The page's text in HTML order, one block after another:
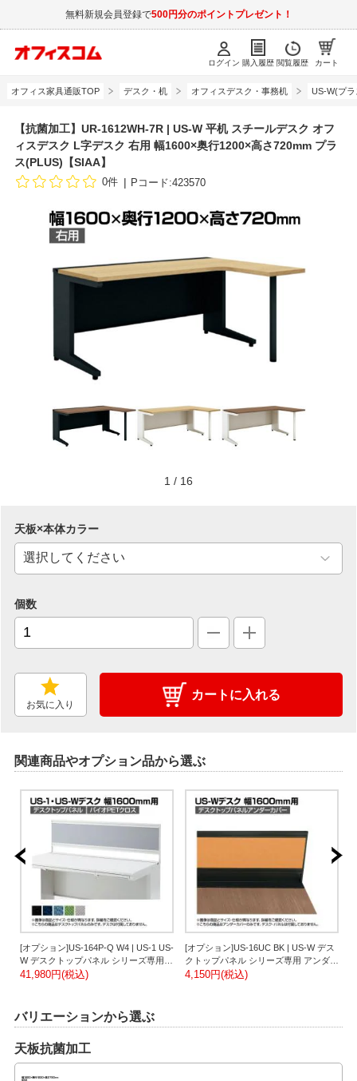
無料新規会員登録で500円分のポイントプレゼント！
ログイン 購入履歴 閲覧履歴 カート
オフィス家具通販TOP デスク・机 オフィスデスク・事務机 US-W(プラ
【抗菌加工】UR-1612WH-7R | US-W 平机 スチールデスク オフ
ィスデスク L字デスク 右用 幅1600×奥行1200×高さ720mm プラ
ス(PLUS)【SIAA】
0件 Pコード:423570
1 / 16
天板×本体カラー
個数
お気に入り
カートに入れる
関連商品やオプション品から選ぶ
[オプション]US-164P-Q W4 | US-1 US-
W デスクトップパネル シリーズ専用
バイオPETクロス ホワイトフレーム 幅
41,980円(税込)
[オプション]US-16UC BK | US-W デス
クトップパネル シリーズ専用 アンダー
カバー 本体ブラック 幅784×高さ76mm
4,150円(税込)
バリエーションから選ぶ
天板抗菌加工